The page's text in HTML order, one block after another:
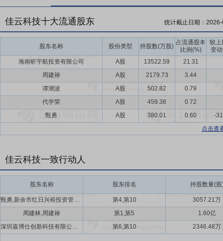
佳云科技十大流通股东 统计截止日期：
股东名称 股份类型 持股数(万股)
占流通股本
比例(%)
较上
变
海南昕宇航投资有限公司
A股 13522.59
21.31
周建禄
A股 2179.73
3.44
谭潮波
A股 502.82
0.79
代学荣
A股 459.38
0.72
甄勇
A股 380.01 0.60
-
点击查
佳云科技一致行动人
股东名称 股东排名 持股数量(股
甄勇,新余市红日兴裕投资管理中心(有限合伙) 第4,第10
3057.21万
周建林,周建禄
第1,第5
1.60亿
深圳嘉博仕创新科技有限公司,深圳华盛瑞德科技发展有限公司
第6,第10 2346.48万